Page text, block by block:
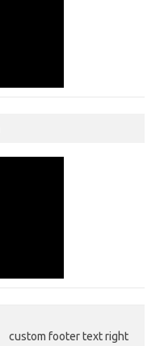
custom footer text right